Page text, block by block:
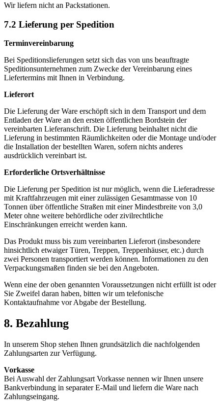
Wir liefern nicht an Packstationen.
7.2 Lieferung per Spedition
Terminvereinbarung
Bei Speditionslieferungen setzt sich das von uns beauftragte
Speditionsunternehmen zum Zwecke der Vereinbarung eines
Liefertermins mit Ihnen in Verbindung.
Lieferort
Die Lieferung der Ware erschöpft sich in dem Transport und dem
Entladen der Ware an den ersten öffentlichen Bordstein der
vereinbarten Lieferanschrift. Die Lieferung beinhaltet nicht die
Lieferung in bestimmten Räumlichkeiten oder die Montage und/oder
die Installation der bestellten Waren, sofern nichts anderes
ausdrücklich vereinbart ist.
Erforderliche Ortsverhältnisse
Die Lieferung per Spedition ist nur möglich, wenn die Lieferadresse
mit Kraftfahrzeugen mit einer zulässigen Gesamtmasse von 10
Tonnen über öffentliche Straßen mit einer Mindestbreite von 3,0
Meter ohne weitere behördliche oder zivilrechtliche
Einschränkungen erreicht werden kann.
Das Produkt muss bis zum vereinbarten Lieferort (insbesondere
hinsichtlich etwaiger Türen, Treppen, Treppenhäuser, etc.) durch
zwei Personen transportiert werden können. Informationen zu den
Verpackungsmaßen finden sie bei den Angeboten.
Wenn eine der oben genannten Voraussetzungen nicht erfüllt ist oder
Sie Zweifel daran haben, bitten wir um telefonische
Kontaktaufnahme vor Abgabe der Bestellung.
8. Bezahlung
In unserem Shop stehen Ihnen grundsätzlich die nachfolgenden
Zahlungsarten zur Verfügung.
Vorkasse
Bei Auswahl der Zahlungsart Vorkasse nennen wir Ihnen unsere
Bankverbindung in separater E-Mail und liefern die Ware nach
Zahlungseingang.